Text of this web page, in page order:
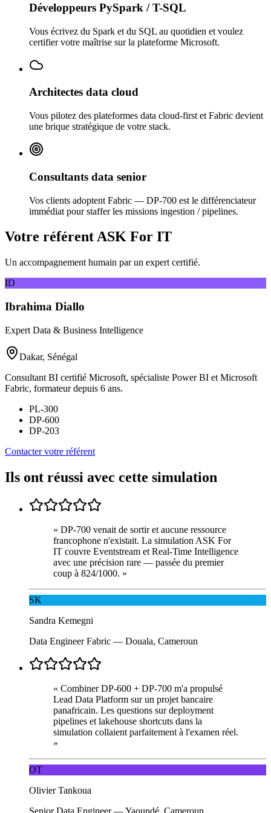
Développeurs PySpark / T-SQL
Vous écrivez du Spark et du SQL au quotidien et voulez
certifier votre maîtrise sur la plateforme Microsoft.
Architectes data cloud
Vous pilotez des plateformes data cloud-first et Fabric devient
une brique stratégique de votre stack.
Consultants data senior
Vos clients adoptent Fabric — DP-700 est le différenciateur
immédiat pour staffer les missions ingestion / pipelines.
Votre référent ASK For IT
Un accompagnement humain par un expert certifié.
ID
Ibrahima Diallo
Expert Data & Business Intelligence
Dakar, Sénégal
Consultant BI certifié Microsoft, spécialiste Power BI et Microsoft
Fabric, formateur depuis 6 ans.
PL-300
DP-600
DP-203
Contacter votre référent
Ils ont réussi avec cette simulation
« DP-700 venait de sortir et aucune ressource
francophone n'existait. La simulation ASK For
IT couvre Eventstream et Real-Time Intelligence
avec une précision rare — passée du premier
coup à 824/1000. »
SK
Sandra Kemegni
Data Engineer Fabric — Douala, Cameroun
« Combiner DP-600 + DP-700 m'a propulsé
Lead Data Platform sur un projet bancaire
panafricain. Les questions sur deployment
pipelines et lakehouse shortcuts dans la
simulation collaient parfaitement à l'examen réel.
»
OT
Olivier Tankoua
Senior Data Engineer—Yaoundé, Cameroun